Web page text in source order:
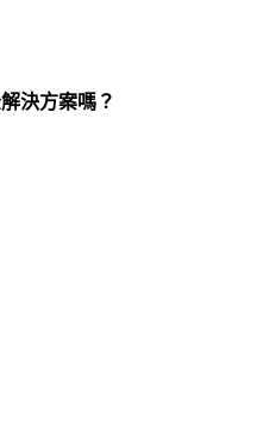
決方案嗎？